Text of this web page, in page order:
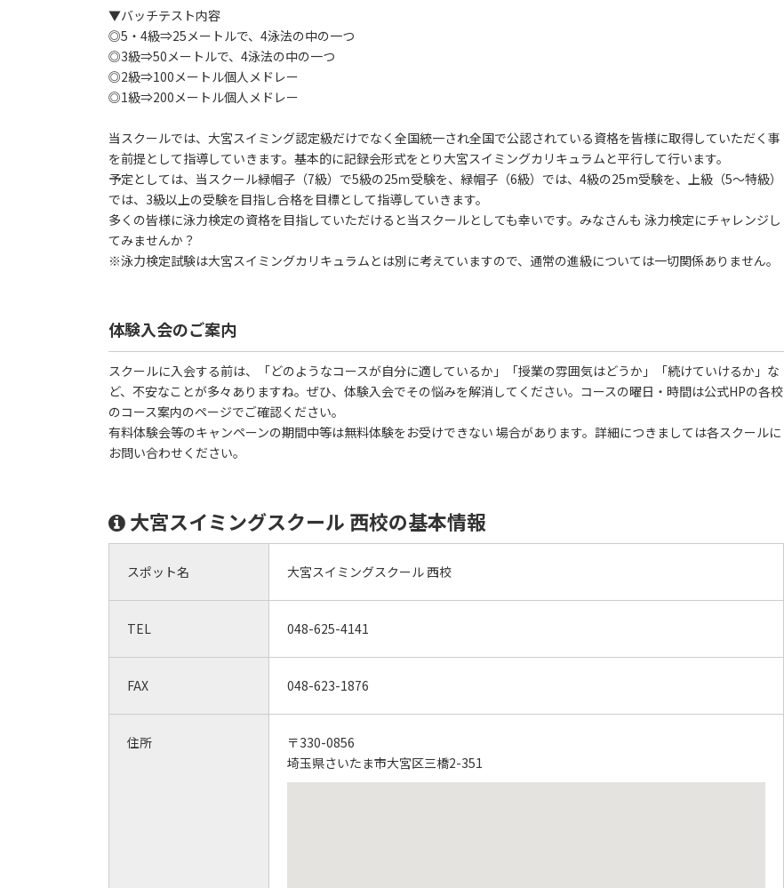
▼バッチテスト内容
◎5・4級⇒25メートルで、4泳法の中の一つ
◎3級⇒50メートルで、4泳法の中の一つ
◎2級⇒100メートル個人メドレー
◎1級⇒200メートル個人メドレー
当スクールでは、大宮スイミング認定級だけでなく全国統一され全国で公認されている資格を皆様に取得していただく事
を前提として指導していきます。基本的に記録会形式をとり大宮スイミングカリキュラムと平行して行います。
予定としては、当スクール緑帽子（7級）で5級の25ｍ受験を、緑帽子（6級）では、4級の25m受験を、上級（5～特級）
では、3級以上の受験を目指し合格を目標として指導していきます。
多くの皆様に泳力検定の資格を目指していただけると当スクールとしても幸いです。みなさんも 泳力検定にチャレンジし
てみませんか？
※泳力検定試験は大宮スイミングカリキュラムとは別に考えていますので、通常の進級については一切関係ありません。
体験入会のご案内
スクールに入会する前は、「どのようなコースが自分に適しているか」「授業の雰囲気はどうか」「続けていけるか」な
ど、不安なことが多々ありますね。ぜひ、体験入会でその悩みを解消してください。コースの曜日・時間は公式HPの各校
のコース案内のページでご確認ください。
有料体験会等のキャンペーンの期間中等は無料体験をお受けできない 場合があります。詳細につきましては各スクールに
お問い合わせください。
大宮スイミングスクール 西校の基本情報
スポット名 大宮スイミングスクール 西校
TEL 048-625-4141
FAX 048-623-1876
住所
〒330-0856
埼玉県さいたま市大宮区三橋2-351